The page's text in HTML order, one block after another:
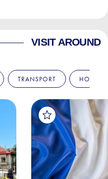
VISIT AROUND
TRANSPORT